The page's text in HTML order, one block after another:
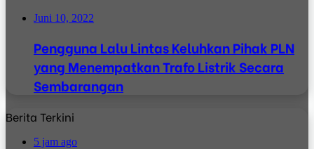
Juni 10, 2022
Pengguna Lalu Lintas Keluhkan Pihak PLN
yang Menempatkan Trafo Listrik Secara
Sembarangan
Berita Terkini
5 jam ago